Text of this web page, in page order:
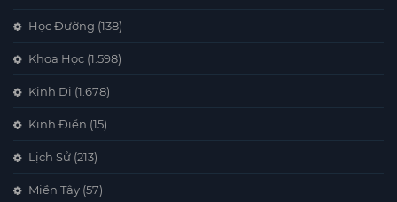
Học Đường (138)
Khoa Học (1.598)
Kinh Dị (1.678)
Kinh Điển (15)
Lịch Sử (213)
Miền Tây (57)